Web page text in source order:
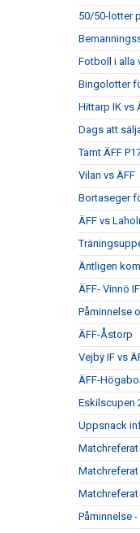
50/50-lotter
Fotboll i alla
Bingolotter
Hittarp IK vs
Dags att
Tamt ÄFF
Vilan vs ÄFF
Bortaseger
ÄFF vs
Äntligen
ÄFF- Vinnö IF
Påminnelse
ÄFF-Åstorp
Vejby IF vs
ÄFF-
Eskilscupen
Uppsnack
Matchreferat
Matchreferat
Matchreferat
Påminnelse